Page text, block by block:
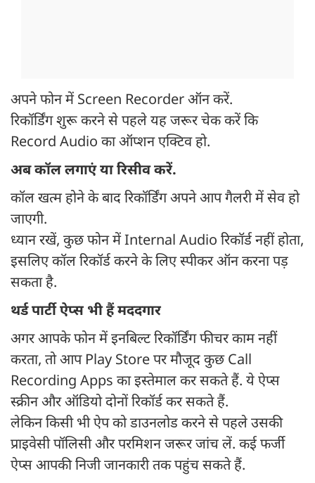
अपने फोन में Screen Recorder ऑन करें.
रिकॉर्डिंग शुरू करने से पहले यह जरूर चेक करें कि
Record Audio का ऑप्शन एक्टिव हो.
अब कॉल लगाएं या रिसीव करें.
कॉल खत्म होने के बाद रिकॉर्डिंग अपने आप गैलरी में सेव हो
जाएगी.
ध्यान रखें, कुछ फोन में Internal Audio रिकॉर्ड नहीं होता,
इसलिए कॉल रिकॉर्ड करने के लिए स्पीकर ऑन करना पड़
सकता है.
थर्ड पार्टी ऐप्स भी हैं मददगार
अगर आपके फोन में इनबिल्ट रिकॉर्डिंग फीचर काम नहीं
करता, तो आप Play Store पर मौजूद कुछ Call
Recording Apps का इस्तेमाल कर सकते हैं. ये ऐप्स
स्क्रीन और ऑडियो दोनों रिकॉर्ड कर सकते हैं.
लेकिन किसी भी ऐप को डाउनलोड करने से पहले उसकी
प्राइवेसी पॉलिसी और परमिशन जरूर जांच लें. कई फर्जी
ऐप्स आपकी निजी जानकारी तक पहुंच सकते हैं.